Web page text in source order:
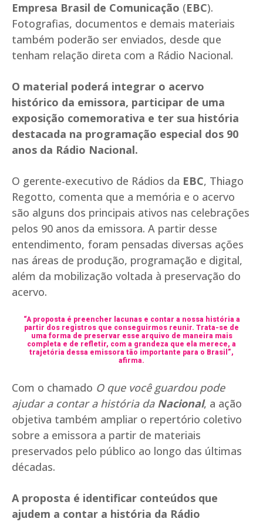
Empresa Brasil de Comunicação (EBC).
Fotografias, documentos e demais materiais
também poderão ser enviados, desde que
tenham relação direta com a Rádio Nacional.
O material poderá integrar o acervo
histórico da emissora, participar de uma
exposição comemorativa e ter sua história
destacada na programação especial dos 90
anos da Rádio Nacional.
O gerente-executivo de Rádios da EBC, Thiago
Regotto, comenta que a memória e o acervo
são alguns dos principais ativos nas celebrações
pelos 90 anos da emissora. A partir desse
entendimento, foram pensadas diversas ações
nas áreas de produção, programação e digital,
além da mobilização voltada à preservação do
acervo.
“A proposta é preencher lacunas e contar a nossa história a
partir dos registros que conseguirmos reunir. Trata-se de
uma forma de preservar esse arquivo de maneira mais
completa e de refletir, com a grandeza que ela merece, a
trajetória dessa emissora tão importante para o Brasil”,
afirma.
Com o chamado O que você guardou pode
ajudar a contar a história da Nacional, a ação
objetiva também ampliar o repertório coletivo
sobre a emissora a partir de materiais
preservados pelo público ao longo das últimas
décadas.
A proposta é identificar conteúdos que
ajudem a contar a história da Rádio